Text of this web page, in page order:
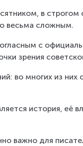
в строгом
весьма сложным.
с
зрения
во многих из
история, её
важно для